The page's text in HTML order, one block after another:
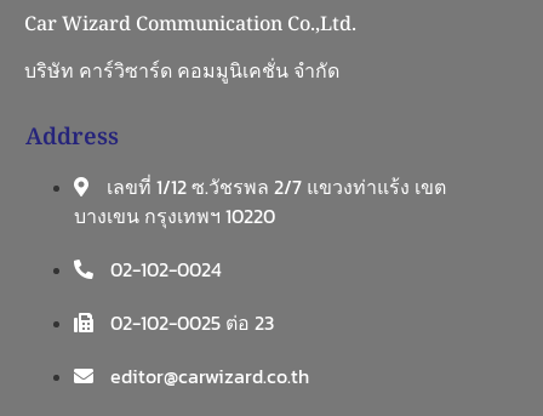
Car Wizard Communication Co.,Ltd.
บริษัท คาร์วิซาร์ด คอมมูนิเคชั่น จำกัด
Address
เลขที่ 1/12 ซ.วัชรพล 2/7 แขวงท่าแร้ง เขต
บางเขน กรุงเทพฯ 10220
02-102-0024
02-102-0025 ต่อ 23
editor@carwizard.co.th